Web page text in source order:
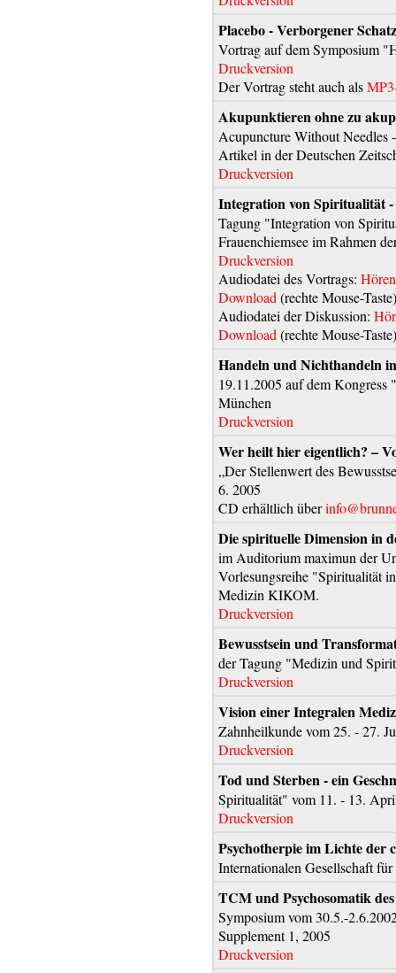
Placebo - Verborgener
Vortrag auf dem Symposium
Druckversion
Der Vortrag steht auch als
Akupunktieren ohne zu
Acupuncture Without
Artikel in der Deutschen
Druckversion
Integration von Spiritualität
Tagung "Integration von
Frauenchiemsee im Rahmen
Druckversion
Audiodatei des Vortrags: Hören
Download (rechte Mouse-
Audiodatei der Diskussion:
Download (rechte Mouse-
Handeln und Nichthandeln
19.11.2005 auf dem
München
Druckversion
Wer heilt hier eigentlich? –
„Der Stellenwert des
6. 2005
CD erhältlich über
Die spirituelle Dimension in
im Auditorium maximun der
Vorlesungsreihe "Spiritualität
Medizin KIKOM.
Druckversion
Bewusstsein und
der Tagung "Medizin und
Druckversion
Vision einer Integralen
Zahnheilkunde vom 25. - 27.
Druckversion
Tod und Sterben - ein
Spiritualität" vom 11. - 13.
Druckversion
Psychotherpie im Lichte der
Internationalen Gesellschaft
TCM und Psychosomatik
Symposium vom 30.5.-
Supplement 1, 2005
Druckversion